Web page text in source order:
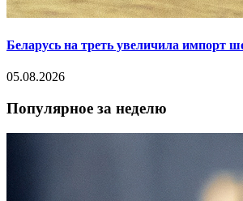
Беларусь на треть увеличила импорт
05.08.2026
Популярное за неделю